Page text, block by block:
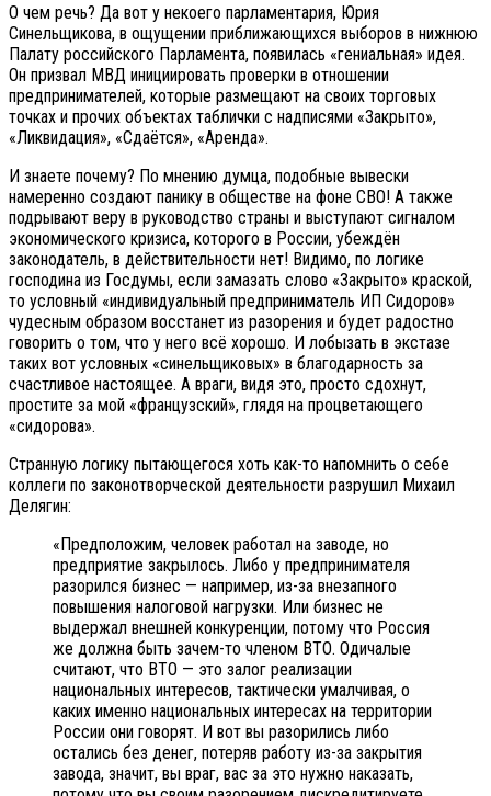
О чем речь? Да вот у некоего парламентария, Юрия
Синельщикова, в ощущении приближающихся выборов в нижнюю
Палату российского Парламента, появилась «гениальная» идея.
Он призвал МВД инициировать проверки в отношении
предпринимателей, которые размещают на своих торговых
точках и прочих объектах таблички с надписями «Закрыто»,
«Ликвидация», «Сдаётся», «Аренда».
И знаете почему? По мнению думца, подобные вывески
намеренно создают панику в обществе на фоне СВО! А также
подрывают веру в руководство страны и выступают сигналом
экономического кризиса, которого в России, убеждён
законодатель, в действительности нет! Видимо, по логике
господина из Госдумы, если замазать слово «Закрыто» краской,
то условный «индивидуальный предприниматель ИП Сидоров»
чудесным образом восстанет из разорения и будет радостно
говорить о том, что у него всё хорошо. И лобызать в экстазе
таких вот условных «синельщиковых» в благодарность за
счастливое настоящее. А враги, видя это, просто сдохнут,
простите за мой «французский», глядя на процветающего
«сидорова».
Странную логику пытающегося хоть как-то напомнить о себе
коллеги по законотворческой деятельности разрушил Михаил
Делягин:
«Предположим, человек работал на заводе, но
предприятие закрылось. Либо у предпринимателя
разорился бизнес — например, из-за внезапного
повышения налоговой нагрузки. Или бизнес не
выдержал внешней конкуренции, потому что Россия
же должна быть зачем-то членом ВТО. Одичалые
считают, что ВТО — это залог реализации
национальных интересов, тактически умалчивая, о
каких именно национальных интересах на территории
России они говорят. И вот вы разорились либо
остались без денег, потеряв работу из-за закрытия
завода, значит, вы враг, вас за это нужно наказать,